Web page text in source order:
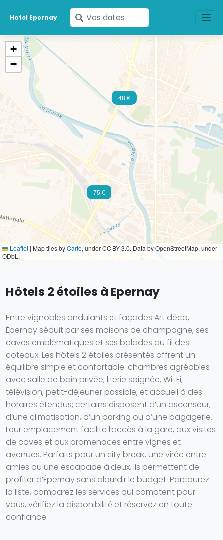
Hotel Epernay
Saisissez
vos
48 €
75 €
+
−
Leaflet | Map tiles byCarto, under CC BY 3.0. Data by OpenStreetMap, under
ODbL.
Hôtels 2 étoiles à Epernay
Entre vignobles ondulants et façades Art déco,
Épernay séduit par ses maisons de champagne, ses
caves emblématiques et ses balades au fil des
coteaux. Les hôtels 2 étoiles présentés offrent un
équilibre simple et confortable: chambres agréables
avec salle de bain privée, literie soignée, Wi-Fi,
télévision, petit-déjeuner possible, et accueil à des
horaires étendus; certains disposent d’un ascenseur,
d’une climatisation, d’un parking ou d’une bagagerie.
Leur emplacement facilite l’accès à la gare, aux visites
de caves et aux promenades entre vignes et
avenues. Parfaits pour un city break, une virée entre
amies ou une escapade à deux, ils permettent de
profiter d’Épernay sans alourdir le budget. Parcourez
la liste, comparez les services qui comptent pour
vous, vérifiez la disponibilité et réservez en toute
confiance.